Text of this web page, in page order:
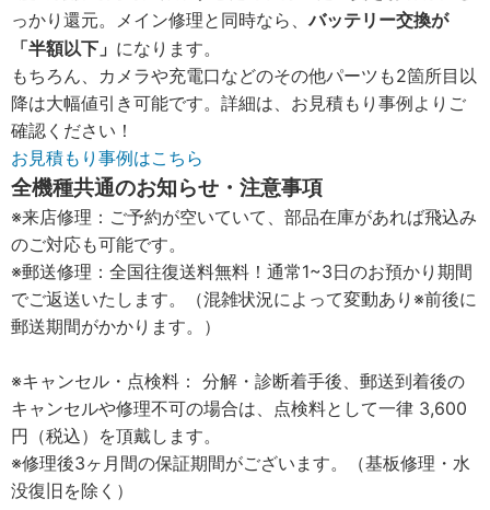
っかり還元。メイン修理と同時なら、バッテリー交換が
「半額以下」 になります。
もちろん、カメラや充電口などのその他パーツも2箇所目以
降は大幅値引き可能です。詳細は、お見積もり事例よりご
確認ください！
お見積もり事例はこちら
全機種共通のお知らせ・注意事項
※来店修理：ご予約が空いていて、部品在庫があれば飛込み
のご対応も可能です。
※郵送修理：全国往復送料無料！通常1~3日のお預かり期間
でご返送いたします。（混雑状況によって変動あり※前後に
郵送期間がかかります。）
※キャンセル・点検料： 分解・診断着手後、郵送到着後の
キャンセルや修理不可の場合は、点検料として一律 3,600
円（税込）を頂戴します。
※修理後3ヶ月間の保証期間がございます。（基板修理・水
没復旧を除く）